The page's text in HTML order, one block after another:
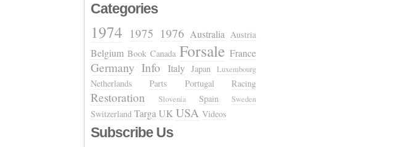
Categories
1974 1975 1976 Australia Austria
Belgium Book Canada Forsale France
Germany Info Italy Japan Luxembourg
Netherlands Parts Portugal Racing
Restoration Slovenia Spain Sweden
Switzerland Targa UK USA Videos
Subscribe Us